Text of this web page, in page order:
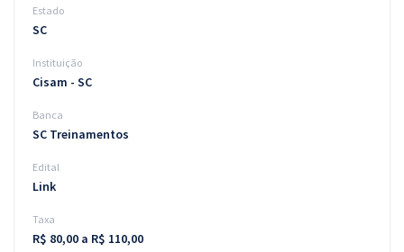
Atendimento
Estado
SC
Instituição
Cisam - SC
Banca
SC Treinamentos
Edital
Link
Taxa
R$ 80,00 a R$ 110,00